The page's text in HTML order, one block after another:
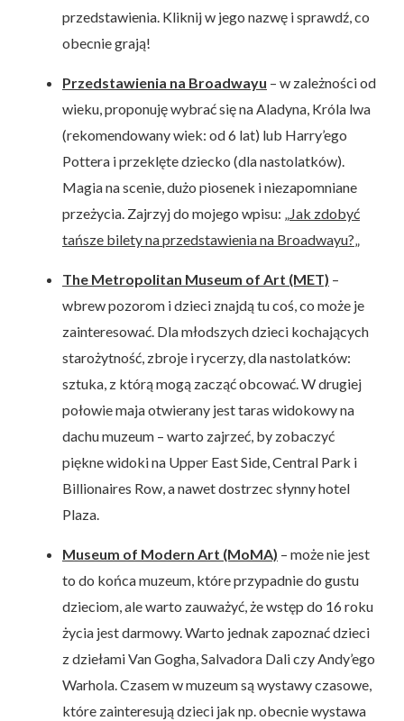
przedstawienia. Kliknij w jego nazwę i sprawdź, co
obecnie grają!
Przedstawienia na Broadwayu – w zależności od
wieku, proponuję wybrać się na Aladyna, Króla lwa
(rekomendowany wiek: od 6 lat) lub Harry’ego
Pottera i przeklęte dziecko (dla nastolatków).
Magia na scenie, dużo piosenek i niezapomniane
przeżycia. Zajrzyj do mojego wpisu: „
Jak zdobyć
tańsze bilety na przedstawienia na Broadwayu?
The Metropolitan Museum of Art (MET) –
wbrew pozorom i dzieci znajdą tu coś, co może je
zainteresować. Dla młodszych dzieci kochających
starożytność, zbroje i rycerzy, dla nastolatków:
sztuka, z którą mogą zacząć obcować. W drugiej
połowie maja otwierany jest taras widokowy na
dachu muzeum – warto zajrzeć, by zobaczyć
piękne widoki na Upper East Side, Central Park i
Billionaires Row, a nawet dostrzec słynny hotel
Plaza.
Museum of Modern Art (MoMA) – może nie jest
to do końca muzeum, które przypadnie do gustu
dzieciom, ale warto zauważyć, że wstęp do 16 roku
życia jest darmowy. Warto jednak zapoznać dzieci
z dziełami Van Gogha, Salvadora Dali czy Andy’ego
Warhola. Czasem w muzeum są wystawy czasowe,
które zainteresują dzieci jak np. obecnie wystawa